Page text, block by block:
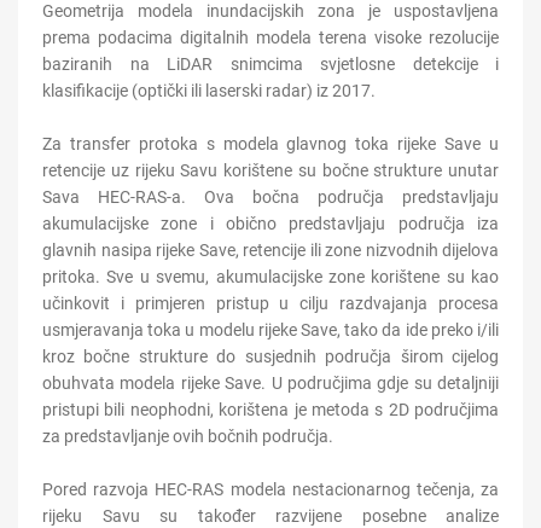
Geometrija modela inundacijskih zona je uspostavljena
prema podacima digitalnih modela terena visoke rezolucije
baziranih na LiDAR snimcima svjetlosne detekcije i
klasifikacije (optički ili laserski radar) iz 2017.
Za transfer protoka s modela glavnog toka rijeke Save u
retencije uz rijeku Savu korištene su bočne strukture unutar
Sava HEC-RAS-a. Ova bočna područja predstavljaju
akumulacijske zone i obično predstavljaju područja iza
glavnih nasipa rijeke Save, retencije ili zone nizvodnih dijelova
pritoka. Sve u svemu, akumulacijske zone korištene su kao
učinkovit i primjeren pristup u cilju razdvajanja procesa
usmjeravanja toka u modelu rijeke Save, tako da ide preko i/ili
kroz bočne strukture do susjednih područja širom cijelog
obuhvata modela rijeke Save. U područjima gdje su detaljniji
pristupi bili neophodni, korištena je metoda s 2D područjima
za predstavljanje ovih bočnih područja.
Pored razvoja HEC-RAS modela nestacionarnog tečenja, za
rijeku Savu su također razvijene posebne analize